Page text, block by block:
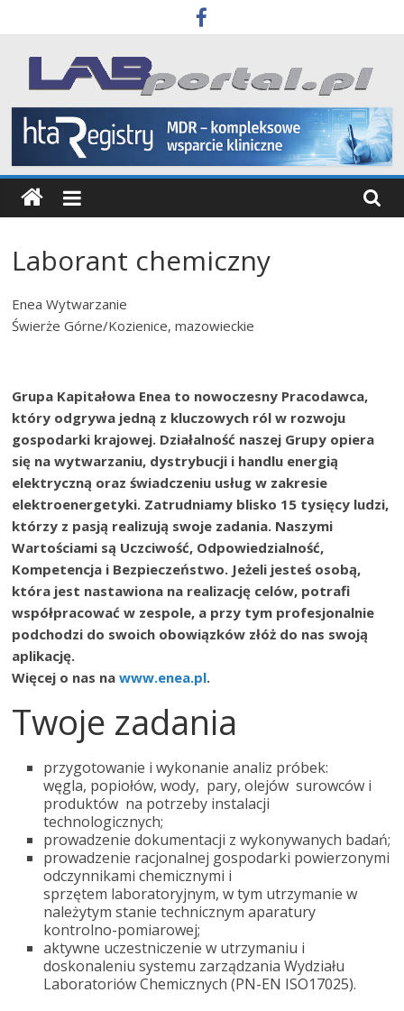
to
content
Labportal
Laboratoria
Aparatura
Badania
Laborant chemiczny
Enea Wytwarzanie
Świerże Górne/Kozienice, mazowieckie
Grupa Kapitałowa Enea to nowoczesny Pracodawca,
który odgrywa jedną z kluczowych ról w rozwoju
gospodarki krajowej. Działalność naszej Grupy opiera
się na wytwarzaniu, dystrybucji i handlu energią
elektryczną oraz świadczeniu usług w zakresie
elektroenergetyki. Zatrudniamy blisko 15 tysięcy ludzi,
którzy z pasją realizują swoje zadania. Naszymi
Wartościami są Uczciwość, Odpowiedzialność,
Kompetencja i Bezpieczeństwo. Jeżeli jesteś osobą,
która jest nastawiona na realizację celów, potrafi
współpracować w zespole, a przy tym profesjonalnie
podchodzi do swoich obowiązków złóż do nas swoją
aplikację.
Więcej o nas nawww.enea.pl.
Twoje zadania
przygotowanie i wykonanie analiz próbek:
węgla, popiołów, wody, pary, olejów surowców i
produktów na potrzeby instalacji
technologicznych;
prowadzenie dokumentacji z wykonywanych badań;
prowadzenie racjonalnej gospodarki powierzonymi
odczynnikami chemicznymi i
sprzętem laboratoryjnym, w tym utrzymanie w
należytym stanie technicznym aparatury
kontrolno-pomiarowej;
aktywne uczestniczenie w utrzymaniu i
doskonaleniu systemu zarządzania Wydziału
Laboratoriów Chemicznych (PN-EN ISO17025).